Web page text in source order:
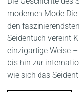
modernen Mode
den
Seidentuch vereint
einzigartige Weise
bis hin zur
wie sich das